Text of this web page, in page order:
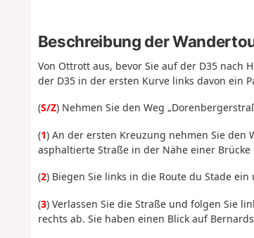
Beschreibung der
Von Ottrott aus, bevor Sie auf der D35 nach
der D35 in der ersten Kurve links davon ein
(S/Z) Nehmen Sie den Weg
(1) An der ersten Kreuzung nehmen Sie den
asphaltierte Straße in der Nähe einer Brücke
(2) Biegen Sie links in die Route du Stade
(3) Verlassen Sie die Straße und folgen Sie
rechts ab. Sie haben einen Blick auf